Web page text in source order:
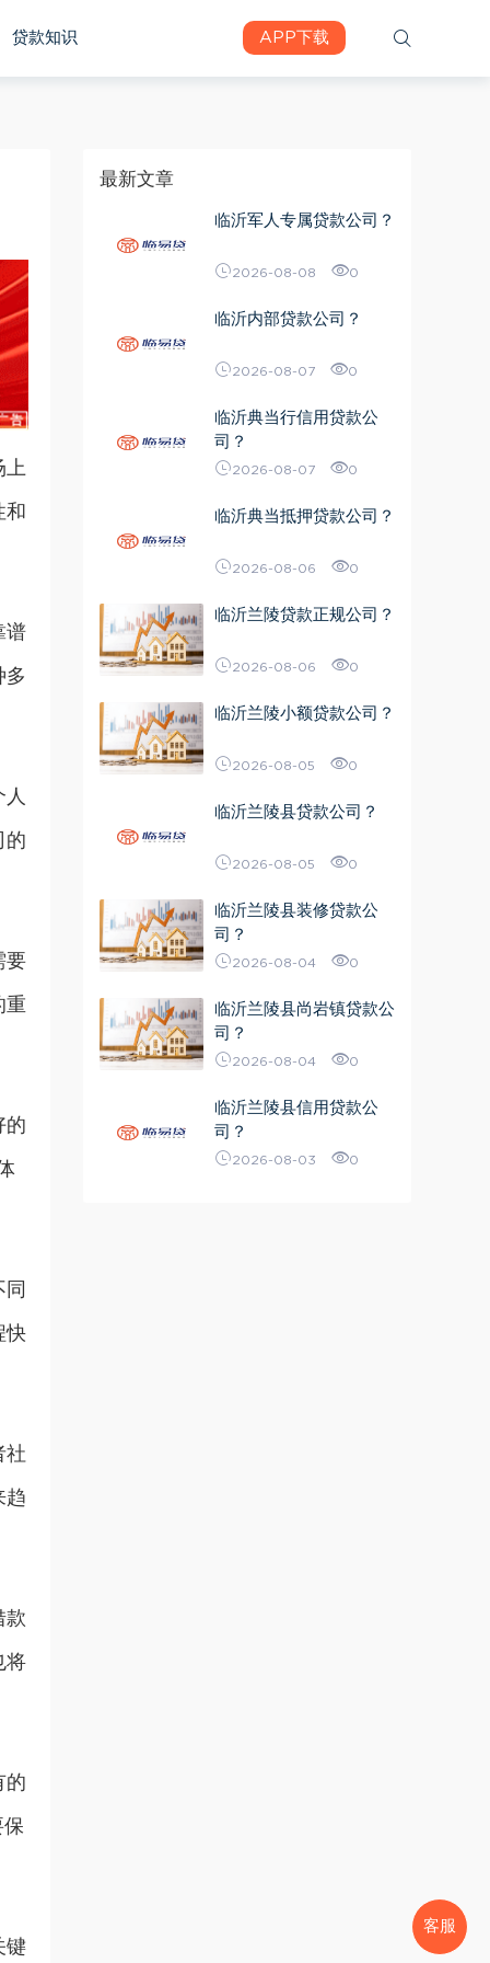
贷款知识 APP下载
上
和
谱
多
人
的
要
重
的
快
社
趋
款
将
的
保
键
最新文章
临沂军人专属贷款公司？
2026-08-08 0
临沂内部贷款公司？
2026-08-07 0
临沂典当行信用贷款公
司？
2026-08-07 0
临沂典当抵押贷款公司？
2026-08-06 0
临沂兰陵贷款正规公司？
2026-08-06 0
临沂兰陵小额贷款公司？
2026-08-05 0
临沂兰陵县贷款公司？
2026-08-05 0
临沂兰陵县装修贷款公
司？
2026-08-04 0
临沂兰陵县尚岩镇贷款公
司？
2026-08-04 0
临沂兰陵县信用贷款公
司？
2026-08-03 0
客服